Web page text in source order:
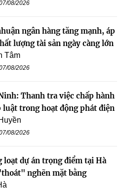
08/2026
ngân hàng tăng mạnh, áp
lượng tài sản ngày càng lớn
Tâm
08/2026
Thanh tra việc chấp hành
luật trong hoạt động phát điện
08/2026
loạt dự án trọng điểm tại Hà
nghẽn mặt bằng